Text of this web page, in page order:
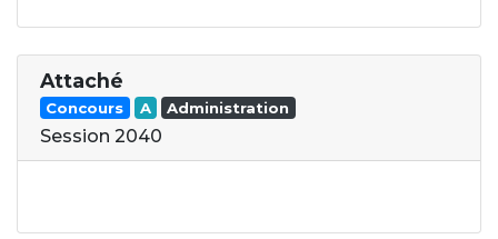
Attaché
Concours A Administration
Session 2040